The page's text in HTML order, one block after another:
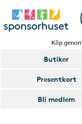
Köp
Butiker
Presentkort
Bli medlem